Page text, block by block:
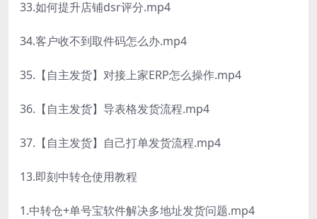
33.如何提升店铺dsr评分.mp4
34.客户收不到取件码怎么办.mp4
35.【自主发货】对接上家ERP怎么操作.mp4
36.【自主发货】导表格发货流程.mp4
37.【自主发货】自己打单发货流程.mp4
13.即刻中转仓使用教程
1.中转仓+单号宝软件解决多地址发货问题.mp4